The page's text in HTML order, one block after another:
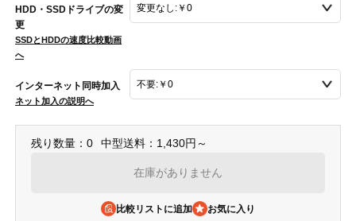
HDD・SSDドライブの変
更
SSDとHDDの速度比較動画
へ
インターネット同時加入
ネット加入の説明へ
残り数量：0 中型送料：1,430円～
在庫がありません
比較リストに追加